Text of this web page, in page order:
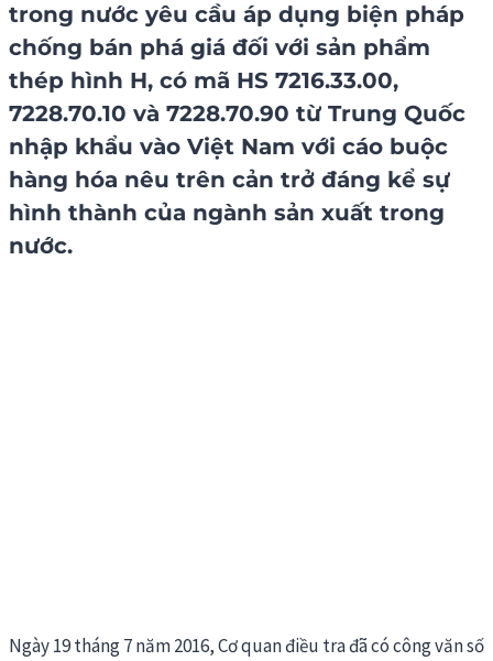
trong nước yêu cầu áp dụng biện pháp
chống bán phá giá đối với sản phẩm
thép hình H, có mã HS 7216.33.00,
7228.70.10 và 7228.70.90 từ Trung Quốc
nhập khẩu vào Việt Nam với cáo buộc
hàng hóa nêu trên cản trở đáng kể sự
hình thành của ngành sản xuất trong
nước.
Ngày 19 tháng 7 năm 2016, Cơ quan điều tra đã có công văn số